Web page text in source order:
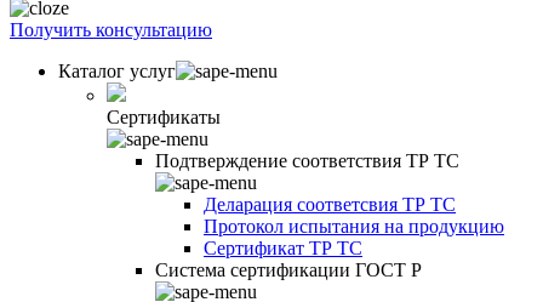
Получить консультацию
Каталог услуг
Сертификаты
Подтверждение соответствия ТР ТС
Деларация соответсвия ТР ТС
Протокол испытания на продукцию
Сертификат ТР ТС
Система сертификации ГОСТ Р